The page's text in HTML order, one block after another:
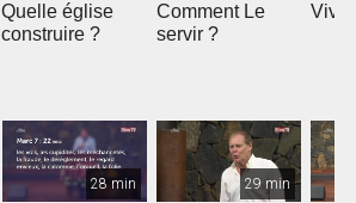
Quelle église
construire ?
Comment Le
servir ?
28 min 29 min